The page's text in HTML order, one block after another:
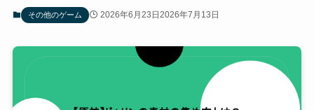
その他のゲーム 2026年6月23日 2026年7月13日